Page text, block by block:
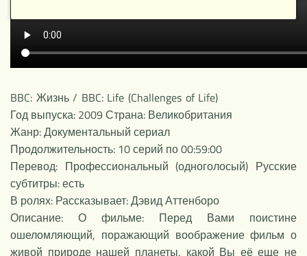
BBC: Жизнь / BBC: Life (Challenges of Life)
Год выпуска: 2009 Страна: Великобритания
Жанр: Документальный сериал
Продолжительность: 10 серий по 00:59:00
Перевод: Профессиональный (одноголосый) Русские
субтитры: есть
В ролях: Рассказывает: Дэвид Аттенборо
Описание: О фильме: Перед Вами поистине
ошеломляющий, поражающий воображение фильм о
живой природе нашей планеты, какой Вы её еще не